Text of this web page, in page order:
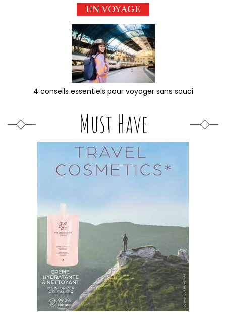
UN VOYAGE
4 conseils essentiels pour voyager sans souci
Must Have